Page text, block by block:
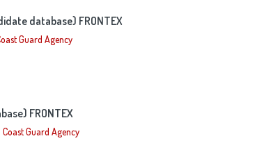
database) FRONTEX
Guard Agency
FRONTEX
Guard Agency